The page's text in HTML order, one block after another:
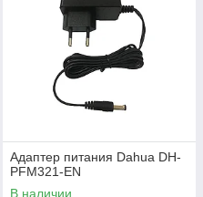
Адаптер питания Dahua DH-
PFM321-EN
В наличии